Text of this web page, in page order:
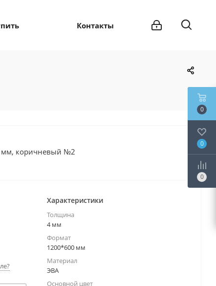
Контакты
мм, коричневый №2
Характеристики
Толщина
4 мм
Формат
1200*600 мм
Материал
ЭВА
Основной цвет
0
0
0